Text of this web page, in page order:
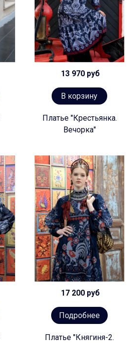
13 970 руб
В корзину
Платье "Крестьянка.
Вечорка"
17 200 руб
Подробнее
Платье "Княгиня-2.